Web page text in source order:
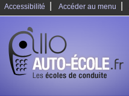
Accessibilité Accéder au menu